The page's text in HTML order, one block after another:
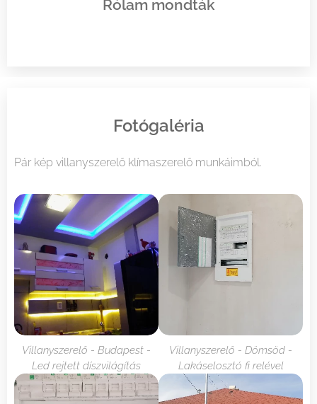
Rólam mondták
Fotógaléria
Pár kép villanyszerelő klímaszerelő munkáimból.
Villanyszerelő - Budapest -
Led rejtett díszvilágítás
Villanyszerelő - Dömsöd -
Lakáselosztó fi relével